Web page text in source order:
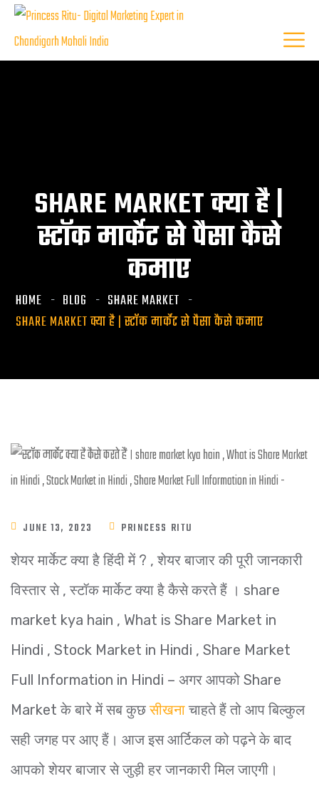
SHARE MARKET क्या है |
स्टॉक मार्केट से पैसा कैसे
कमाए
HOME BLOG
SHARE MARKET
SHARE MARKET क्या है | स्टॉक मार्केट से पैसा कैसे कमाए
JUNE 13, 2023 PRINCESS RITU
शेयर मार्केट क्या है हिंदी में ? , शेयर बाजार की पूरी जानकारी
विस्तार से , स्टॉक मार्केट क्या है कैसे करते हैं । share
market kya hain , What is Share Market in
Hindi , Stock Market in Hindi , Share Market
Full Information in Hindi – अगर आपको Share
Market के बारे में सब कुछसीखनाचाहते हैं तो आप बिल्कुल
सही जगह पर आए हैं। आज इस आर्टिकल को पढ़ने के बाद
आपको शेयर बाजार से जुड़ी हर जानकारी मिल जाएगी।